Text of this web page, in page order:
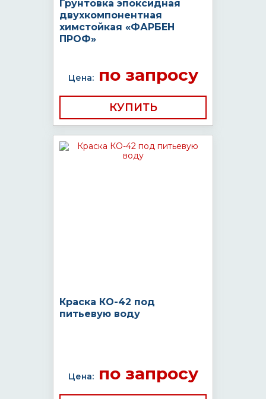
Грунтовка эпоксидная
двухкомпонентная
химстойкая «ФАРБЕН
ПРОФ»
Цена:по запросу
КУПИТЬ
Краска КО-42 под
питьевую воду
Цена:по запросу